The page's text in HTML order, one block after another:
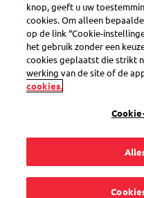
Validatietool voor
Scan, controleer
Teken alle
een keer af
knop, geeft u uw
cookies. Om alleen
op de link “Cookie-
het gebruik zonder een
cookies geplaatst die strikt
werking van de site of de
cookies.